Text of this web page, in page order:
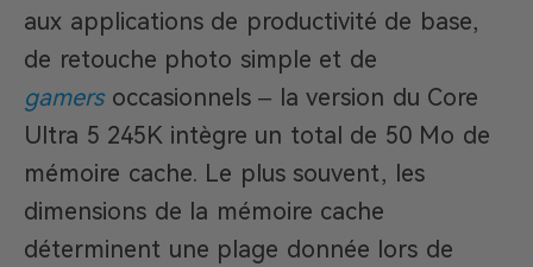
aux applications de productivité de base,
de retouche photo simple et de
gamers occasionnels – la version du Core
Ultra 5 245K intègre un total de 50 Mo de
mémoire cache. Le plus souvent, les
dimensions de la mémoire cache
déterminent une plage donnée lors de